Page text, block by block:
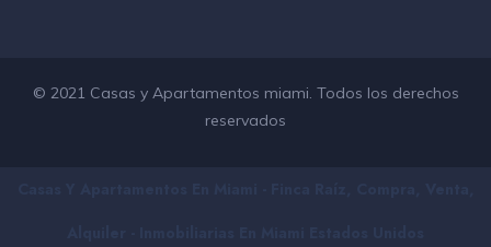
© 2021 Casas y Apartamentos miami. Todos los derechos
reservados